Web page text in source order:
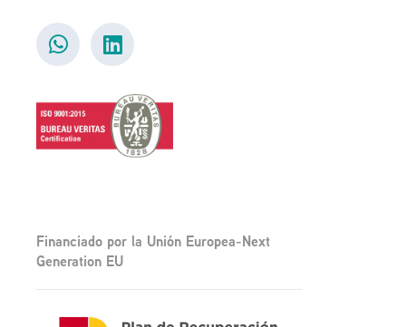
Financiado por la Unión Europea-Next
Generation EU